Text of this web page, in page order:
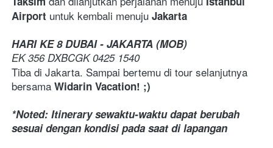
Airport untuk kembali menuju Jakarta
HARI KE 8 DUBAI - JAKARTA (MOB)
EK 356 DXBCGK 0425 1540
Tiba di Jakarta. Sampai bertemu di tour selanjutnya
bersama Widarin Vacation! ;)
*Noted: Itinerary sewaktu-waktu dapat berubah
sesuai dengan kondisi pada saat di lapangan